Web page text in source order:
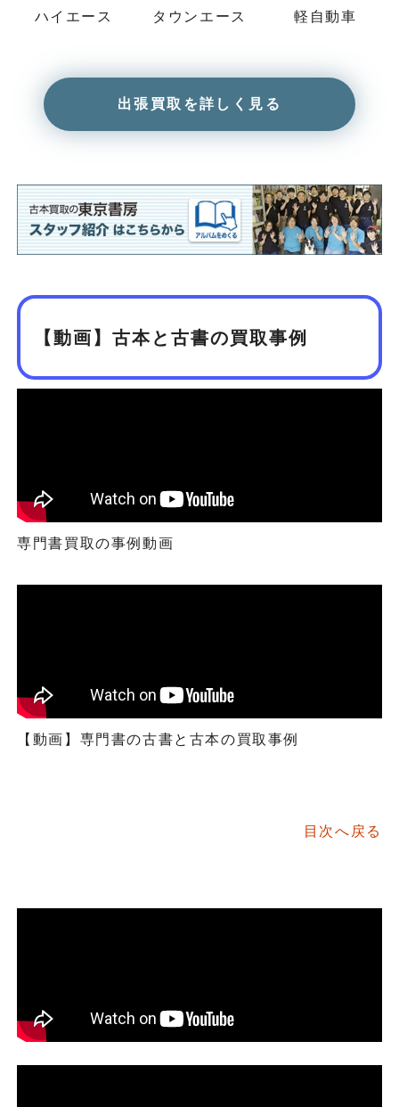
ハイエース タウンエース 軽自動車
出張買取を詳しく見る
【動画】古本と古書の買取事例
専門書買取の事例動画
【動画】専門書の古書と古本の買取事例
目次へ戻る